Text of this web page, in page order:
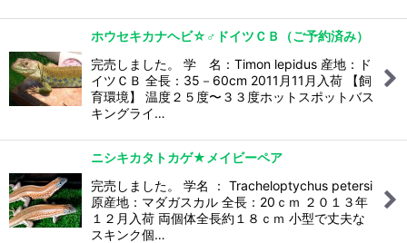
ホウセキカナヘビ☆♂ドイツＣＢ（ご予約済み）
完売しました。 学 名：Timon lepidus 産地：ド
イツＣＢ 全長：35－60cm 2011月11月入荷 【飼
育環境】 温度２５度〜３３度ホットスポットバス
キングライ…
ニシキカタトカゲ★メイビーペア
完売しました。 学名 ： Tracheloptychus petersi
原産地：マダガスカル 全長：20ｃｍ ２０１３年
１２月入荷 両個体全長約１８ｃｍ 小型で丈夫な
スキンク個…